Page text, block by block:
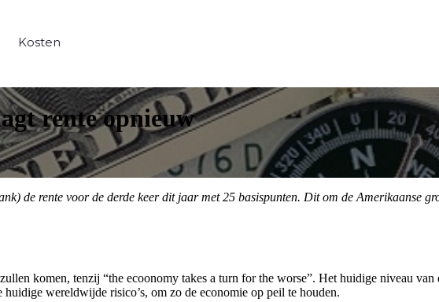
Kosten
rente opnieuw
de rente voor de derde keer dit jaar met 25 basispunten. Dit om de Amerikaanse
komen, tenzij “the ecoonomy takes a turn for the worse”. Het huidige niveau van
huidige wereldwijde risico’s, om zo de economie op peil te houden.